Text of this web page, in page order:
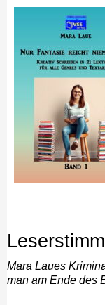
Mara Laues
man am Ende des